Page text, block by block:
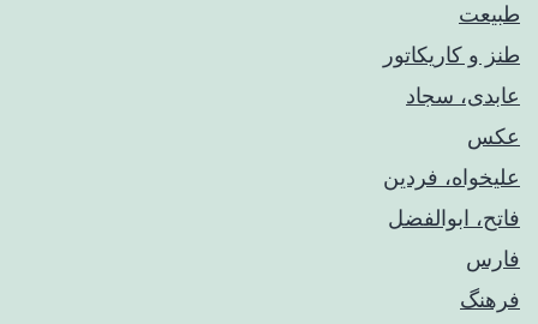
طبیعت
طنز و کاریکاتور
عابدی، سجاد
عکس
علیخواه، فردین
فاتح، ابوالفضل
فارس
فرهنگ